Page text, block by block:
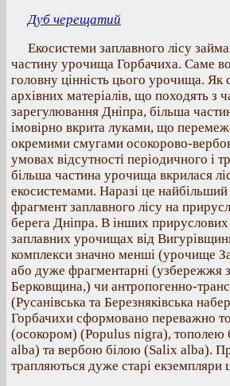
Дуб черещатий
Екосистеми заплавного лісу
частину урочища Горбачиха. Саме
головну цінність цього урочища. Як
архівних матеріалів, що походять з
зарегулювання Дніпра, більша
імовірно вкрита луками, що
окремими смугами осокорово-
умовах відсутності періодичного і
більша частина урочища вкрилася
екосистемами. Наразі це
фрагмент заплавного лісу на
берега Дніпра. В інших
заплавних урочищах від
комплекси значно менші (урочище
або дуже фрагментарні (узбережжя
Берковщина,) чи антропогенно-
(Русанівська та Березняківська
Горбачихи сформовано переважно
(осокором) (Populus nigra), тополею
alba) та вербою білою (Salix alba).
трапляються дуже старі екземпляри